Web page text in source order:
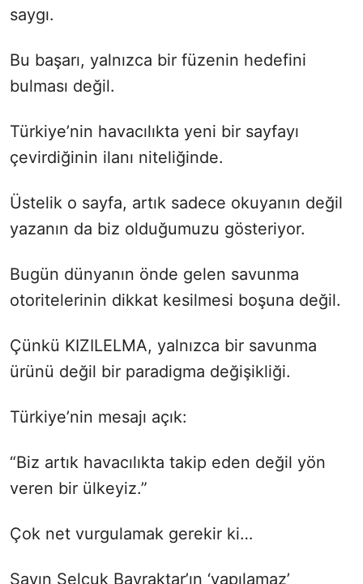
saygı.
Bu başarı, yalnızca bir füzenin hedefini
bulması değil.
Türkiye’nin havacılıkta yeni bir sayfayı
çevirdiğinin ilanı niteliğinde.
Üstelik o sayfa, artık sadece okuyanın değil
yazanın da biz olduğumuzu gösteriyor.
Bugün dünyanın önde gelen savunma
otoritelerinin dikkat kesilmesi boşuna değil.
Çünkü KIZILELMA, yalnızca bir savunma
ürünü değil bir paradigma değişikliği.
Türkiye’nin mesajı açık:
“Biz artık havacılıkta takip eden değil yön
veren bir ülkeyiz.”
Çok net vurgulamak gerekir ki…
Sayın Selçuk Bayraktar’ın ‘yapılamaz’